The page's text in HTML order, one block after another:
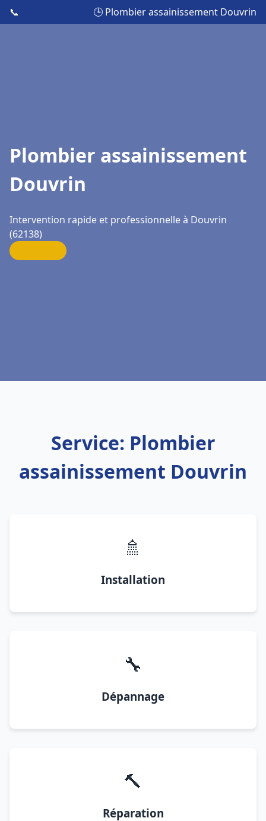
📞 🕒 Plombier assainissement Douvrin
Plombier assainissement
Douvrin
Intervention rapide et professionnelle à Douvrin
(62138)
Service: Plombier
assainissement Douvrin
🚿
Installation
🔧
Dépannage
🔨
Réparation